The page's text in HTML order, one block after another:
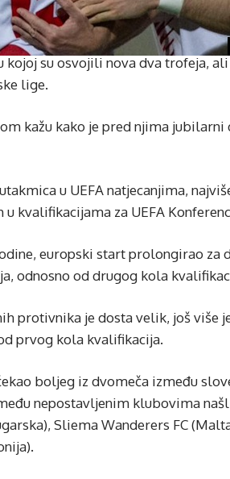
kojoj su osvojili nova dva trofeja,
lige.
kažu kako je pred njima jubilarni
u UEFA natjecanjima,
kvalifikacijama za UEFA
europski start prolongirao za
odnosno od drugog kola
protivnika je dosta velik, još više
prvog kola kvalifikacija.
boljeg iz dvomeča između
nepostavljenim klubovima
Sliema Wanderers FC